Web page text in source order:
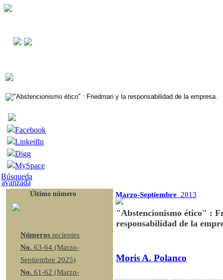
Facebook
LinkedIn
Digg
MySpace
Búsqueda
avanzada
Último número
Números recientes
No. 63-64 (Marzo-
Septiembre 2025)
No. 61-62 (Marzo-
Marzo-Septiembre 2013
"Abstencionismo ético" :
responsabilidad de la
Moris A. Polanco